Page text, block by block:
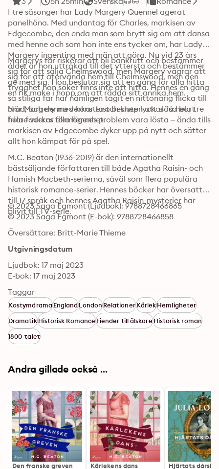
I tre säsonger har Lady Margery Quennel agerat
panelhöna. Med undantag för Charles, markisen av
Edgecombe, den enda man som brytt sig om att dansa
med henne och som hon inte ens tycker om, har Lady
Margery ingenting med män att göra. Nu vid 23 års
ålder är hon uttråkad till det yttersta och bestämmer
sig för att återvända hem till Chelmswood, men den
trygghet hon söker finns inte att hitta. Hennes en gång
så stiliga far har nämligen tagit en nittonårig flicka till
brud, och denna verkar fast besluten att slösa bort
hela faderns förmögenhet.
Margerys far riskerar att bli bankrutt och bestämmer
sig för att sälja Chelmswood, men Margery vägrar att
ge med sig. Hon beslutar sig att en gång för alla hitta
en rik make i hopp om att rädda sitt anrika hem.
När Margery med konster och knep lyckas få hela tre
friare verkar alla hennes problem vara lösta – ända tills
markisen av Edgecombe dyker upp på nytt och sätter
allt hon kämpat för på spel.
M.C. Beaton (1936-2019) är den internationellt
bästsäljande författaren till både Agatha Raisin- och
Hamish Macbeth-serierna, såväl som flera populära
historisk romance-serier. Hennes böcker har översatts
till 17 språk och hennes Agatha Raisin-mysterier har
blivit till TV-serie.
© 2023 Saga Egmont (Ljudbok): 9788728466865
© 2023 Saga Egmont (E-bok): 9788728466858
Översättare: Britt-Marie Thieme
Utgivningsdatum
Ljudbok: 17 maj 2023
E-bok: 17 maj 2023
Taggar
KostymdramaEnglandLondonRelationerKärlekHemligheter
DramatikHistorisk RomanceFiender till älskareHistorisk roman
1800-talet
Andra gillade också ...
Den franske greven Kärlekens dans Hjärtats